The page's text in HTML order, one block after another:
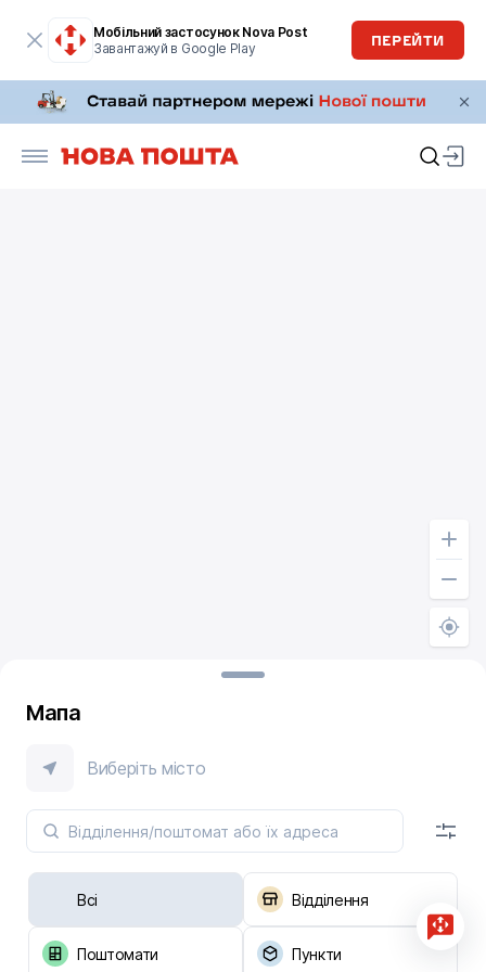
Мобільний застосунок Nova Post
Завантажуй в Google Play
ПЕРЕЙТИ
Мапа
Виберіть місто
Всі Відділення
Поштомати Пункти